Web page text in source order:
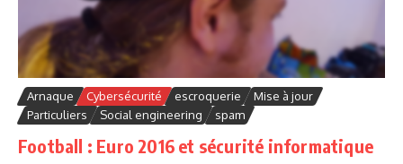
Arnaque Cybersécurité escroquerie
Mise à jour
Particuliers
Social engineering spam
Football : Euro 2016 et sécurité informatique